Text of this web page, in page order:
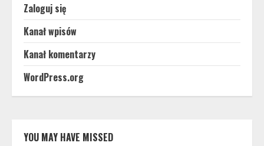
Zaloguj się
Kanał wpisów
Kanał komentarzy
WordPress.org
YOU MAY HAVE MISSED